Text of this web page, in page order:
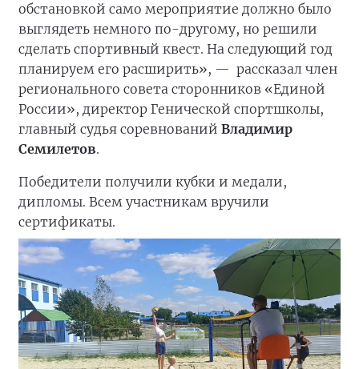
обстановкой само мероприятие должно было
выглядеть немного по-другому, но решили
сделать спортивный квест. На следующий год
планируем его расширить», — рассказал член
регионального совета сторонников «Единой
России», директор Генической спортшколы,
главный судья соревнований Владимир
Семилетов.
Победители получили кубки и медали,
дипломы. Всем участникам вручили
сертификаты.